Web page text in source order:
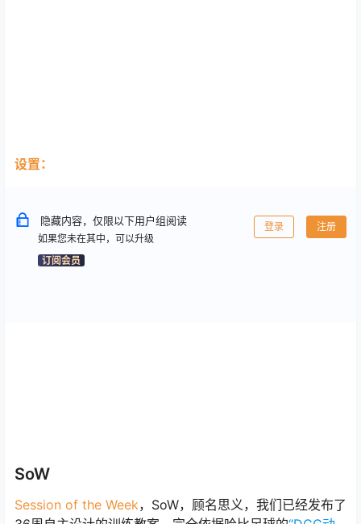
设置：
隐藏内容，仅限以下用户组阅读
如果您未在其中，可以升级
订阅会员
登录 注册
SoW
Session of the Week，SoW，顾名思义，我们已经发布了